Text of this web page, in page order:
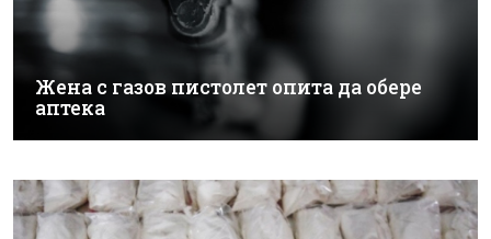
Жена с газов пистолет опита да обере
аптека